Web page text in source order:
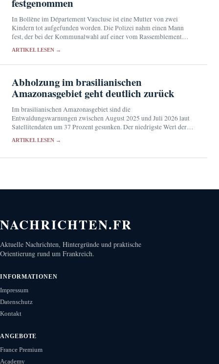
festgenommen
In Bollène im Département Vaucluse ist eine Mutter von zwei
Kindern tot aufgefunden worden. Die Polizei nahm einen Mann
fest, der bei der Kommunalwahl auf einer vom Rassemblement
ARTIKEL LESEN →
Abholzung im brasilianischen
Amazonasgebiet geht deutlich zurück
Im brasilianischen Amazonasgebiet sind die
Entwaldungswarnungen zwischen August 2025 und Juli 2026 laut
Satellitendaten um 37 Prozent gesunken. Der niedrigste Wert der
Präsident Luiz Inácio Lula da…
ARTIKEL LESEN →
NACHRICHTEN.FR
Aktuelle Nachrichten, Hintergründe und praktische
Orientierung rund um Frankreich.
INFORMATIONEN
Impressum
Datenschutz
Kontakt
ANGEBOTE
France Premium
Academy